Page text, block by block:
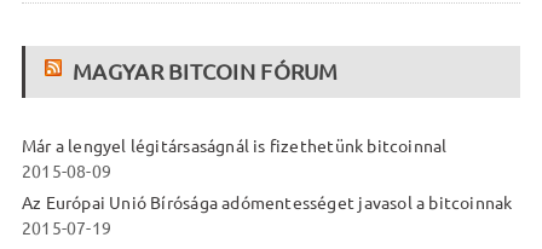
MAGYAR BITCOIN FÓRUM
Már a lengyel légitársaságnál is fizethetünk bitcoinnal
2015-08-09
Az Európai Unió Bírósága adómentességet javasol a bitcoinnak
2015-07-19